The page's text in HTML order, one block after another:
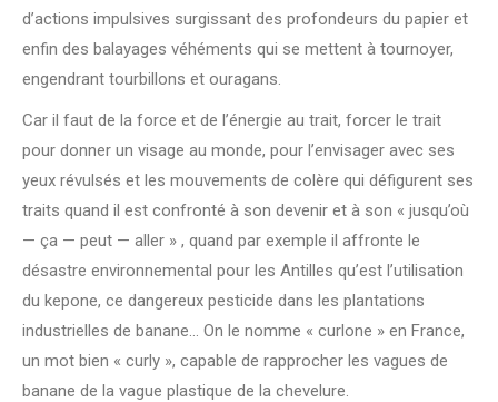
d’actions impulsives surgissant des profondeurs du papier et
enfin des balayages véhéments qui se mettent à tournoyer,
engendrant tourbillons et ouragans.
Car il faut de la force et de l’énergie au trait, forcer le trait
pour donner un visage au monde, pour l’envisager avec ses
yeux révulsés et les mouvements de colère qui défigurent ses
traits quand il est confronté à son devenir et à son « jusqu’où
— ça — peut — aller » , quand par exemple il affronte le
désastre environnemental pour les Antilles qu’est l’utilisation
du kepone, ce dangereux pesticide dans les plantations
industrielles de banane… On le nomme « curlone » en France,
un mot bien « curly », capable de rapprocher les vagues de
banane de la vague plastique de la chevelure.